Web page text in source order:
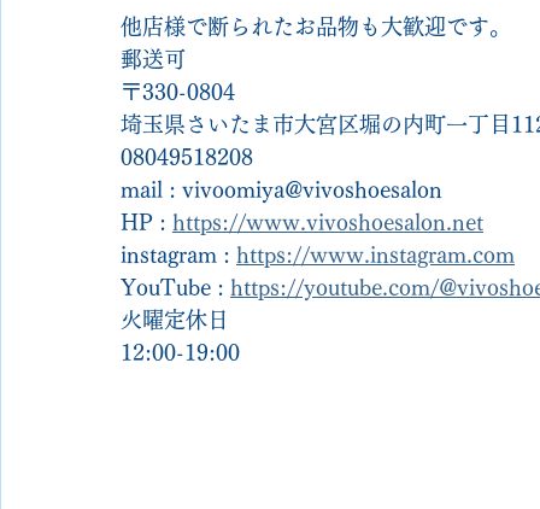
他店様で断られたお品物も大歓迎です。
郵送可
〒330-0804
埼玉県さいたま市大宮区堀の内町一丁目
08049518208
mail : vivoomiya@vivoshoesalon
HP : https://www.vivoshoesalon.net
instagram : https://www.instagram.com
YouTube : https://youtube.com/
火曜定休日
12:00-19:00